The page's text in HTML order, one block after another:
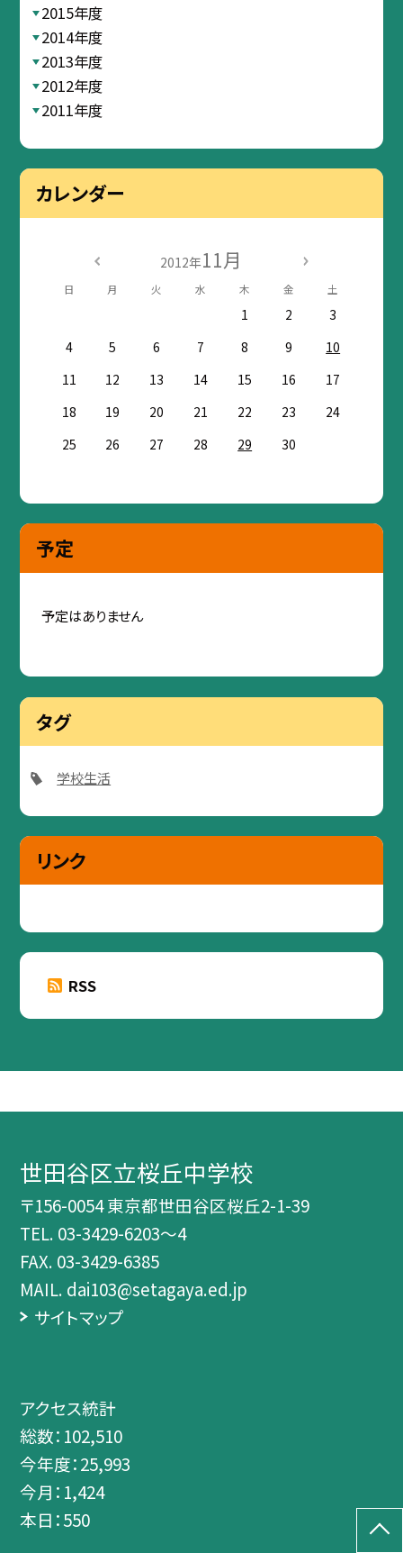
2015年度
2014年度
2013年度
2012年度
2011年度
カレンダー
2012年11月
日 月 火 水 木 金 土
1 2
3
4
5 6 7 8 9
10
11
12 13 14 15 16
17
18
19 20 21 22 23
24
25
26 27 28 29 30
予定
予定はありません
タグ
学校生活
リンク
RSS
世田谷区立桜丘中学校
〒156-0054 東京都世田谷区桜丘2-1-39
TEL. 03-3429-6203～4
FAX. 03-3429-6385
MAIL. dai103@setagaya.ed.jp
サイトマップ
アクセス統計
総数： 102,510
今年度：25,993
今月： 1,424
本日：550